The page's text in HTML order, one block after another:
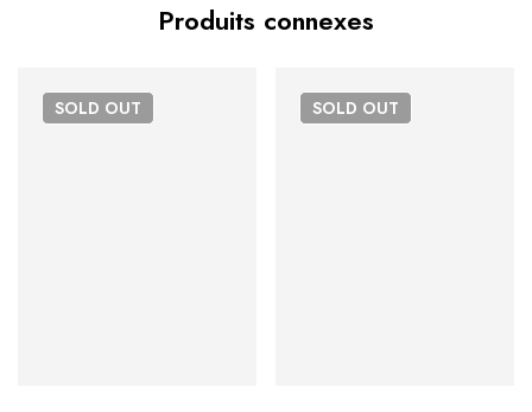
Produits connexes
SOLD OUT SOLD OUT